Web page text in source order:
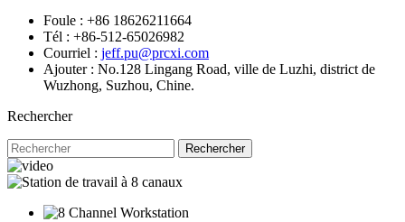
Foule : +86 18626211664
Tél : +86-512-65026982
Courriel : jeff.pu@prcxi.com
Ajouter : No.128 Lingang Road, ville de Luzhi, district de
Wuzhong, Suzhou, Chine.
Rechercher
Rechercher